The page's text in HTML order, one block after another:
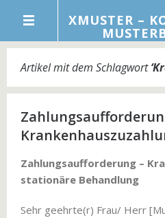
XMUSTER –
Artikel mit dem Schlagwort‘
Zahlungsaufforderung –
stationäre Behandlung
Sehr geehrte(r) Frau/ Herr